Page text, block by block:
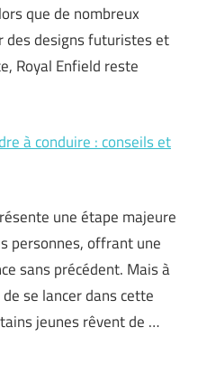
que de nombreux
des designs futuristes et
Royal Enfield reste
à conduire : conseils et
une étape majeure
personnes, offrant une
sans précédent. Mais à
se lancer dans cette
jeunes rêvent de …